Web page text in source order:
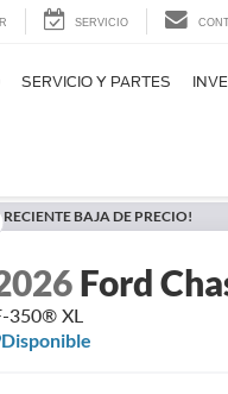
SERVICIO
SERVICIO Y PARTES
RECIENTE BAJA DE PRECIO!
Ford
350® XL
Disponible